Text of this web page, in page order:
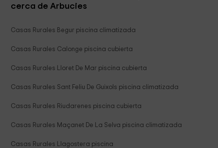
cerca de Arbucies
Casas Rurales Begur piscina climatizada
Casas Rurales Calonge piscina cubierta
Casas Rurales Lloret De Mar piscina cubierta
Casas Rurales Sant Feliu De Guixols piscina climatizada
Casas Rurales Riudarenes piscina cubierta
Casas Rurales Maçanet De La Selva piscina climatizada
Casas Rurales Llagostera piscina